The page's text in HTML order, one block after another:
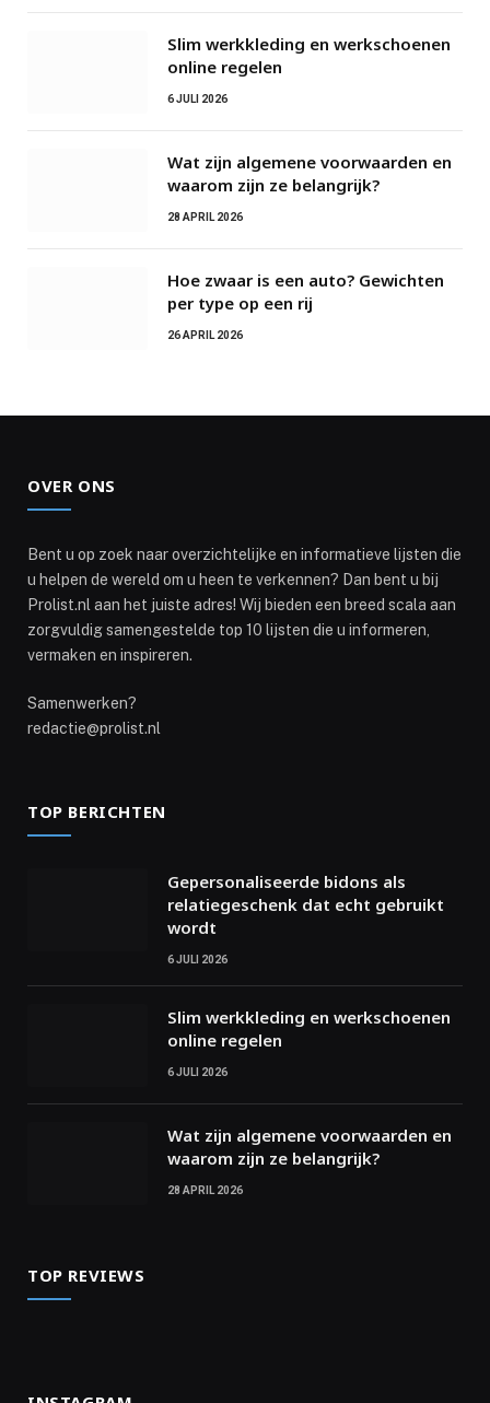
Slim werkkleding en werkschoenen
online regelen
6 JULI 2026
Wat zijn algemene voorwaarden en
waarom zijn ze belangrijk?
28 APRIL 2026
Hoe zwaar is een auto? Gewichten
per type op een rij
26 APRIL 2026
OVER ONS
Bent u op zoek naar overzichtelijke en informatieve lijsten die
u helpen de wereld om u heen te verkennen? Dan bent u bij
Prolist.nl aan het juiste adres! Wij bieden een breed scala aan
zorgvuldig samengestelde top 10 lijsten die u informeren,
vermaken en inspireren.
Samenwerken?
redactie@prolist.nl
TOP BERICHTEN
Gepersonaliseerde bidons als
relatiegeschenk dat echt gebruikt
wordt
6 JULI 2026
Slim werkkleding en werkschoenen
online regelen
6 JULI 2026
Wat zijn algemene voorwaarden en
waarom zijn ze belangrijk?
28 APRIL 2026
TOP REVIEWS